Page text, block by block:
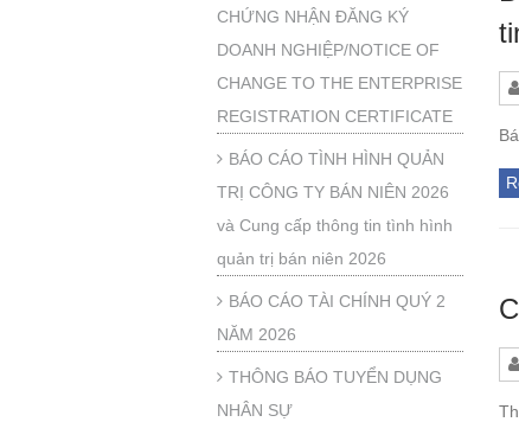
CHỨNG NHẬN ĐĂNG KÝ
DOANH NGHIỆP/NOTICE OF
CHANGE TO THE ENTERPRISE
REGISTRATION CERTIFICATE
BÁO CÁO TÌNH HÌNH QUẢN
TRỊ CÔNG TY BÁN NIÊN 2026
và Cung cấp thông tin tình hình
quản trị bán niên 2026
BÁO CÁO TÀI CHÍNH QUÝ 2
NĂM 2026
THÔNG BÁO TUYỂN DỤNG
NHÂN SỰ